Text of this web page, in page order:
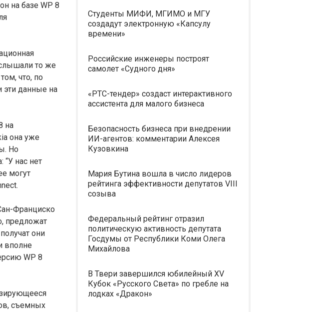
на базе WP 8
то же
что, по
эти данные на
на
она уже
Но
“У нас нет
могут
Франциско
предложат
они
вполне
WP 8
съемных
Студенты МИФИ, МГИМО и МГУ
создадут электронную «Капсулу
времени»
Российские инженеры построят
самолет «Судного дня»
«РТС-тендер» создаст интерактивного
ассистента для малого бизнеса
Безопасность бизнеса при внедрении
ИИ-агентов: комментарии Алексея
Кузовкина
Мария Бутина вошла в число лидеров
рейтинга эффективности депутатов VIII
созыва
Федеральный рейтинг отразил
политическую активность депутата
Госдумы от Республики Коми Олега
Михайлова
В Твери завершился юбилейный XV
Кубок «Русского Света» по гребле на
лодках «Дракон»